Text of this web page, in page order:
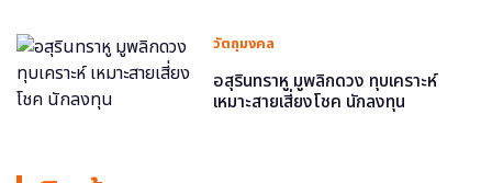
วัตถุมงคล
อสุรินทราหู มูพลิกดวง ทุบเคราะห์
เหมาะสายเสี่ยงโชค นักลงทุน